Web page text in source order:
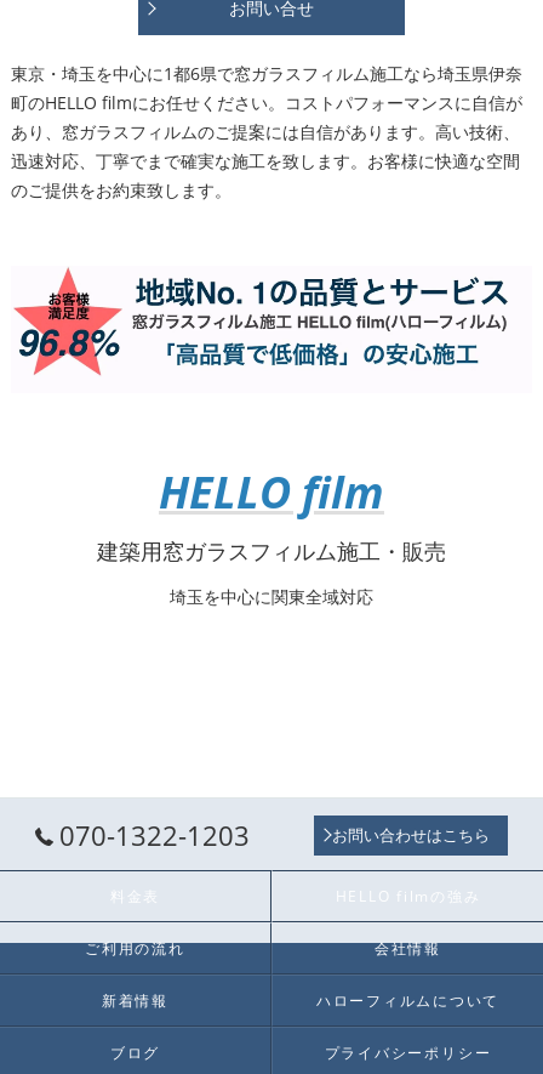
お問い合せ
東京・埼玉を中心に1都6県で窓ガラスフィルム施工なら埼玉県伊奈
町のHELLO filmにお任せください。コストパフォーマンスに自信が
あり、窓ガラスフィルムのご提案には自信があります。高い技術、
迅速対応、丁寧でまで確実な施工を致します。お客様に快適な空間
のご提供をお約束致します。
HELLO film
建築用窓ガラスフィルム施工・販売
埼玉を中心に関東全域対応
070-1322-1203 お問い合わせはこちら
料金表 HELLO filmの強み
ご利用の流れ 会社情報
新着情報 ハローフィルムについて
ブログ プライバシーポリシー